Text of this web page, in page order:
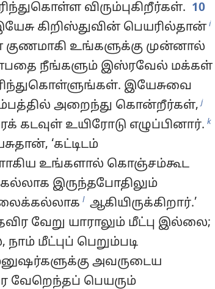
விரும்புகிறீர்கள். 10
கிறிஸ்துவின் பெயரில்தான் i
உங்களுக்கு முன்னால்
நீங்களும் இஸ்ரவேல் மக்கள்
இயேசுவை
அறைந்து கொன்றீர்கள், j
உயிரோடு எழுப்பினார். k
‘கட்டிடம்
உங்களால் கொஞ்சம்கூட
இருந்தபோதிலும்
l ஆகியிருக்கிறார்.’
வேறு யாராலும் மீட்பு இல்லை;
மீட்புப் பெறும்படி
அவருடைய
வேறெந்தப் பெயரும்